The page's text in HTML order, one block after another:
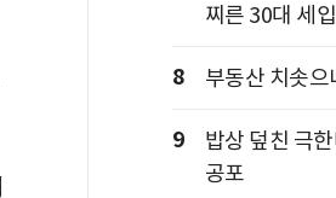
찌른 30대 세
8 부동산 치솟
9
밥상 덮친 극
공포